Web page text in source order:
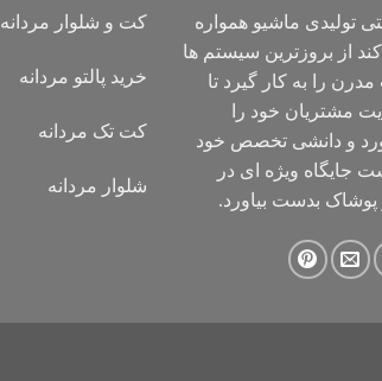
تولیدی ماشیو همواره
از بروزترین سیستم ها
را به کار گیرد تا
مشتریان خود را
و دانشی تخصص خود
جایگاه ویژه ای در
پوشاک بدست بیاورد.
کت و شلوار مردانه
خرید پالتو مردانه
کت تک مردانه
شلوار مردانه